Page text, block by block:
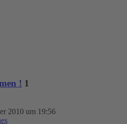
! 1
2010 um 19:56